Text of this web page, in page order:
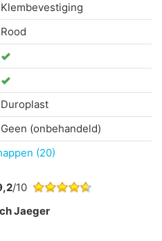
Klembevestiging
Rood
Duroplast
Geen (onbehandeld)
(20)
/10
Jaeger